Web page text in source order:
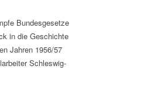
Bundesgesetze
in die Geschichte
Jahren 1956/57
Schleswig-